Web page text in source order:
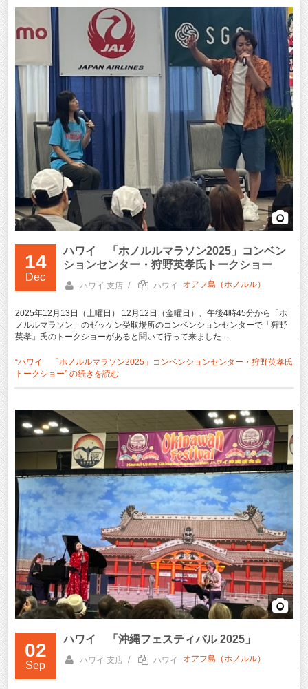
14
Dec
ハワイ 「ホノルルマラソン2025」コンベン
ションセンター・狩野英孝氏トークショー
ハワイ 支店 / ハワイ オアフ島（ホノルル）
2025年12月13日（土曜日） 12月12日（金曜日）、午後4時45分から「ホ
ノルルマラソン」のゼッケン受取場所のコンベンションセンターで「狩野
英孝」氏のトークショーがあると聞いて行って来ました ...
“ハワイ 「ホノルルマラソン2025」コンベンションセンター・狩野英孝氏
トークショー” の続きを読む
02
Sep
ハワイ 「沖縄フェスティバル 2025」
ハワイ 支店 / ハワイ オアフ島（ホノルル）